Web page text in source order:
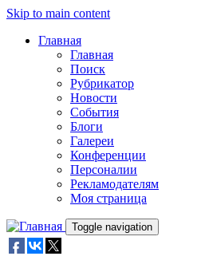
Skip to main content
Главная
Главная
Поиск
Рубрикатор
Новости
События
Блоги
Галереи
Конференции
Персоналии
Рекламодателям
Моя страница
Toggle navigation